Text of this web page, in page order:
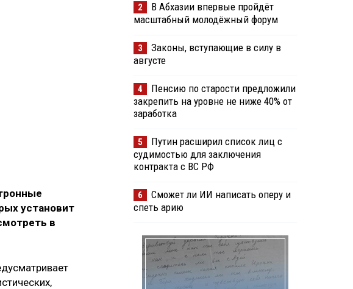
установит
в
2
В Абхазии впервые пройдёт
масштабный молодёжный форум
3
Законы, вступающие в силу в
августе
4
Пенсию по старости предложили
закрепить на уровне не ниже 40% от
заработка
5
Путин расширил список лиц с
судимостью для заключения
контракта с ВС РФ
6
Сможет ли ИИ написать оперу и
спеть арию